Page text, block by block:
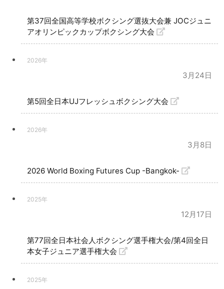
第37回全国高等学校ボクシング選抜大会兼 JOCジュニ
アオリンピックカップボクシング大会
2026年
3月24日
第5回全日本UJフレッシュボクシング大会
2026年
3月8日
2026 World Boxing Futures Cup -Bangkok-
2025年
12月17日
第77回全日本社会人ボクシング選手権大会/第4回全日
本女子ジュニア選手権大会
2025年